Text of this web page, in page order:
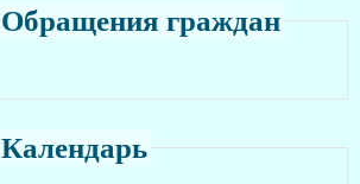
Обращения граждан
Календарь